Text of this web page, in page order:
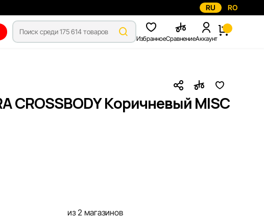
RU RO
ИзбранноеСравнениеАккаунт
CROSSBODY Коричневый MISC
из 2 магазинов